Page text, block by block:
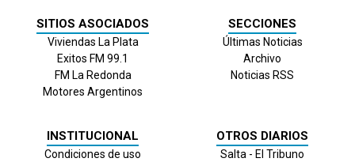
SITIOS ASOCIADOS
Viviendas La Plata
Exitos FM 99.1
FM La Redonda
Motores Argentinos
SECCIONES
Últimas Noticias
Archivo
Noticias RSS
INSTITUCIONAL
Condiciones de uso
OTROS DIARIOS
Salta - El Tribuno